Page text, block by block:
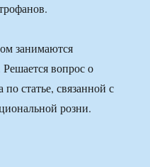
занимаются
вопрос о
статье, связанной с
розни.